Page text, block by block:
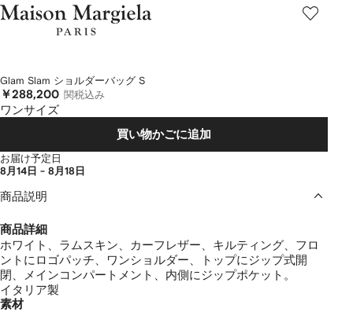
Maison
Glam Slam ショルダーバッグ S
￥288,200 関税込み
ワンサイズ
買い物かごに追加
お届け予定日
8月14日 - 8月18日
商品説明
商品詳細
ホワイト、ラムスキン、カーフレザー、キルティング、フロ
ントにロゴパッチ、ワンショルダー、トップにジップ式開
閉、メインコンパートメント、内側にジップポケット。
イタリア製
素材